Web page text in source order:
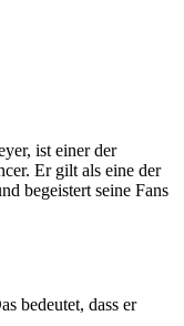
ist einer der
Er gilt als eine der
begeistert seine Fans
bedeutet, dass er